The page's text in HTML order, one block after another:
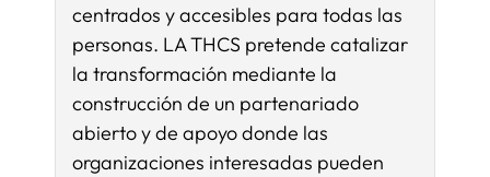
centrados y accesibles para todas las
personas. LA THCS pretende catalizar
la transformación mediante la
construcción de un partenariado
abierto y de apoyo donde las
organizaciones interesadas pueden